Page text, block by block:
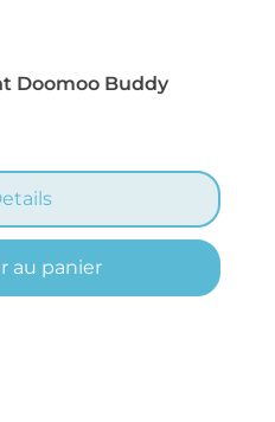
Doomoo Buddy
au panier